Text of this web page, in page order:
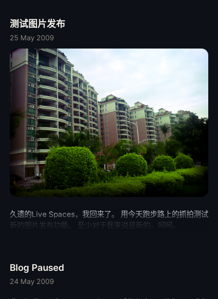
测试图片发布
25 May 2009
久遗的Live Spaces，我回来了。 用今天跑步路上的抓拍测试
新的图片发布功能。 至少对于我来说是新的，呵呵。
Blog Paused
24 May 2009